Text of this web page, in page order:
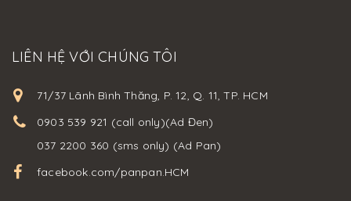
LIÊN HỆ VỚI CHÚNG TÔI
71/37 Lãnh Bình Thăng, P. 12, Q. 11, TP. HCM
0903 539 921 (call only)(Ad Đen)
037 2200 360 (sms only) (Ad Pan)
facebook.com/panpan.HCM